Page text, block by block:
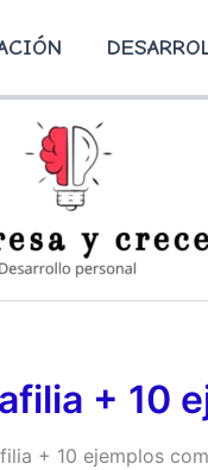
+ 10
+ 10 ejemplos